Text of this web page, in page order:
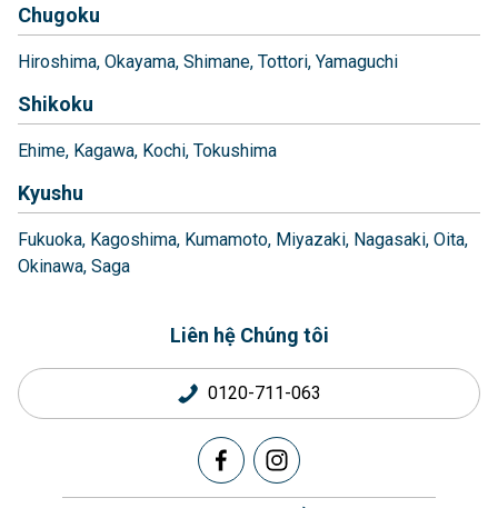
Chugoku
Hiroshima Okayama Shimane Tottori Yamaguchi
Shikoku
Ehime Kagawa Kochi Tokushima
Kyushu
Fukuoka Kagoshima Kumamoto Miyazaki Nagasaki Oita
Okinawa Saga
Liên hệ Chúng tôi
0120-711-063